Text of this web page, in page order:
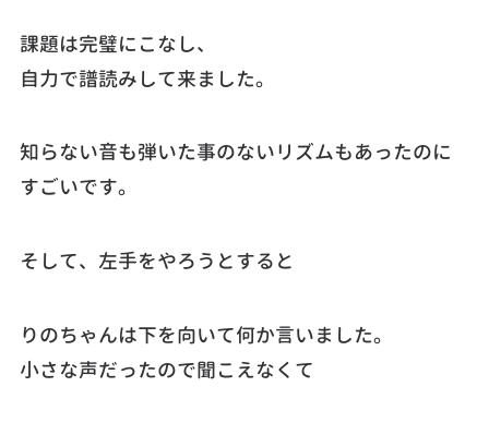
課題は完璧にこなし、
自力で譜読みして来ました。
知らない音も弾いた事のないリズムもあったのに
すごいです。
そして、左手をやろうとすると
りのちゃんは下を向いて何か言いました。
小さな声だったので聞こえなくて